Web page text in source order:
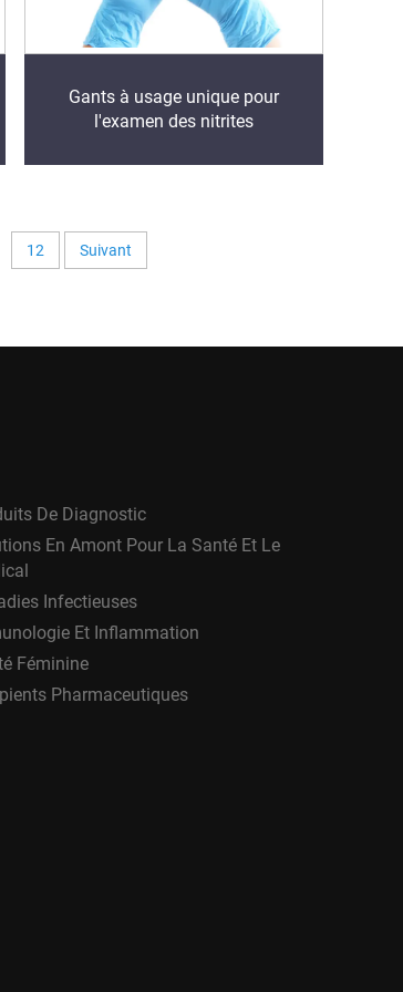
Gants à usage unique pour
l'examen des nitrites
12 Suivant
De Diagnostic
En Amont Pour La Santé Et Le
Infectieuses
Et Inflammation
Féminine
Pharmaceutiques